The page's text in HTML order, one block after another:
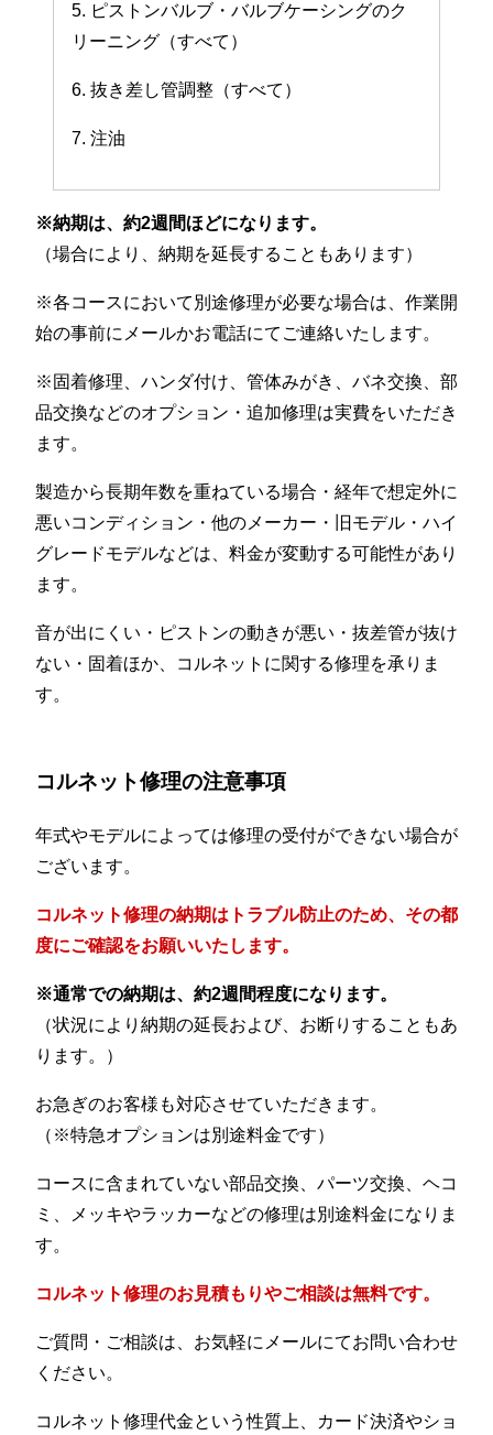
5. ピストンバルブ・バルブケーシングのク
リーニング（すべて）
6. 抜き差し管調整（すべて）
7. 注油
※納期は、約2週間ほどになります。
（場合により、納期を延長することもあります）
※各コースにおいて別途修理が必要な場合は、作業開
始の事前にメールかお電話にてご連絡いたします。
※固着修理、ハンダ付け、管体みがき、バネ交換、部
品交換などのオプション・追加修理は実費をいただき
ます。
製造から長期年数を重ねている場合・経年で想定外に
悪いコンディション・他のメーカー・旧モデル・ハイ
グレードモデルなどは、料金が変動する可能性があり
ます。
音が出にくい・ピストンの動きが悪い・抜差管が抜け
ない・固着ほか、コルネットに関する修理を承りま
す。
コルネット修理の注意事項
年式やモデルによっては修理の受付ができない場合が
ございます。
コルネット修理の納期はトラブル防止のため、その都
度にご確認をお願いいたします。
※通常での納期は、約2週間程度になります。
（状況により納期の延長および、お断りすることもあ
ります。）
お急ぎのお客様も対応させていただきます。
（※特急オプションは別途料金です）
コースに含まれていない部品交換、パーツ交換、ヘコ
ミ、メッキやラッカーなどの修理は別途料金になりま
す。
コルネット修理のお見積もりやご相談は無料です。
ご質問・ご相談は、お気軽にメールにてお問い合わせ
ください。
コルネット修理代金という性質上、カード決済やショ